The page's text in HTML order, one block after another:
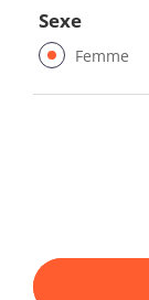
Sexe
Femme